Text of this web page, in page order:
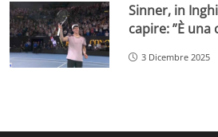
Sinner, in
capire: ”È una
3 Dicembre 2025